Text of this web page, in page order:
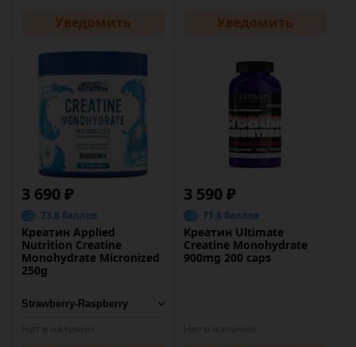
Уведомить Уведомить
3 690 ₽
73.8 баллов
Креатин Applied
Nutrition Creatine
Monohydrate Micronized
250g
3 590 ₽
71.8 баллов
Креатин Ultimate
Creatine Monohydrate
900mg 200 caps